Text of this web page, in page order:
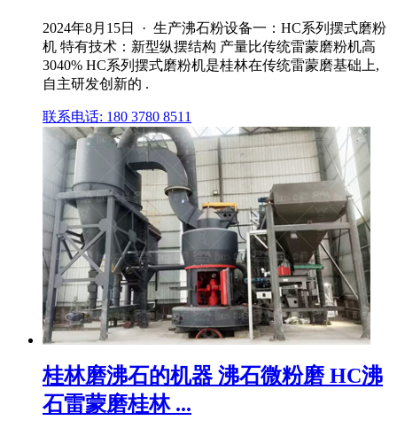
2024年8月15日 · 生产沸石粉设备一：HC系列摆式磨粉
机 特有技术：新型纵摆结构 产量比传统雷蒙磨粉机高
3040% HC系列摆式磨粉机是桂林在传统雷蒙磨基础上,
自主研发创新的 .
联系电话: 180 3780 8511
桂林磨沸石的机器 沸石微粉磨 HC沸
石雷蒙磨桂林 ...